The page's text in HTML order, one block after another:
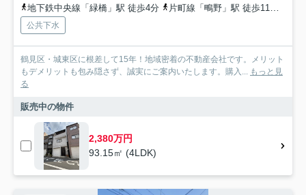
地下鉄中央線「緑橋」駅 徒歩4分
片町線「鴫野」駅 徒歩11分
公共下水
鶴見区・城東区に根差して15年！地域密着の不動産会社です。メリット
もデメリットも包み隠さず、誠実にご案内いたします。購入... もっと見
る
販売中の物件
2,380万円
93.15㎡ (4LDK)